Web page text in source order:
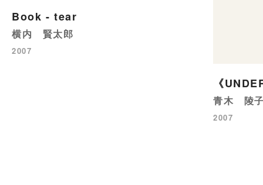
Book - tear
横内 賢太郎
2007
《
青木 陵
2007